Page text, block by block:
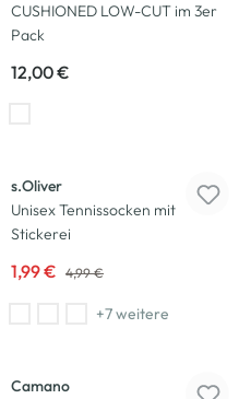
CUSHIONED LOW-CUT im 3er
Pack
12,00 €
s.Oliver
Unisex Tennissocken mit
Stickerei
1,99 € 4,99 €
+7 weitere
Camano